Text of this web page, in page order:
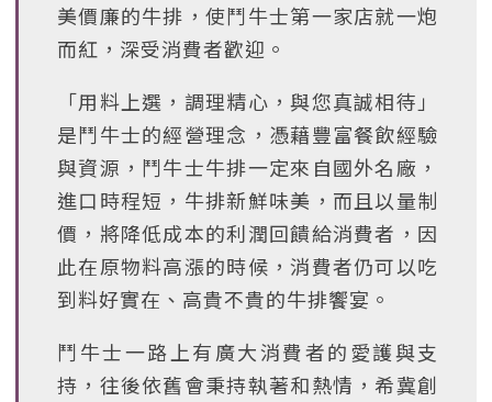
美價廉的牛排，使鬥牛士第一家店就一炮
而紅，深受消費者歡迎。
「用料上選，調理精心，與您真誠相待」
是鬥牛士的經營理念，憑藉豐富餐飲經驗
與資源，鬥牛士牛排一定來自國外名廠，
進口時程短，牛排新鮮味美，而且以量制
價，將降低成本的利潤回饋給消費者，因
此在原物料高漲的時候，消費者仍可以吃
到料好實在、高貴不貴的牛排饗宴。
鬥牛士一路上有廣大消費者的愛護與支
持，往後依舊會秉持執著和熱情，希冀創